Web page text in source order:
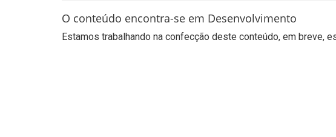
O conteúdo encontra-se em Desenvolvimento
Estamos trabalhando na confecção deste conteúdo, em breve,